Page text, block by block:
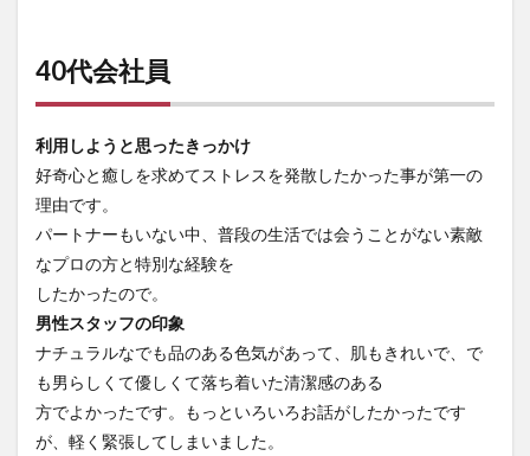
40代会社員
利用しようと思ったきっかけ
好奇心と癒しを求めてストレスを発散したかった事が第一の
理由です。
パートナーもいない中、普段の生活では会うことがない素敵
なプロの方と特別な経験を
したかったので。
男性スタッフの印象
ナチュラルなでも品のある色気があって、肌もきれいで、で
も男らしくて優しくて落ち着いた清潔感のある
方でよかったです。もっといろいろお話がしたかったです
が、軽く緊張してしまいました。